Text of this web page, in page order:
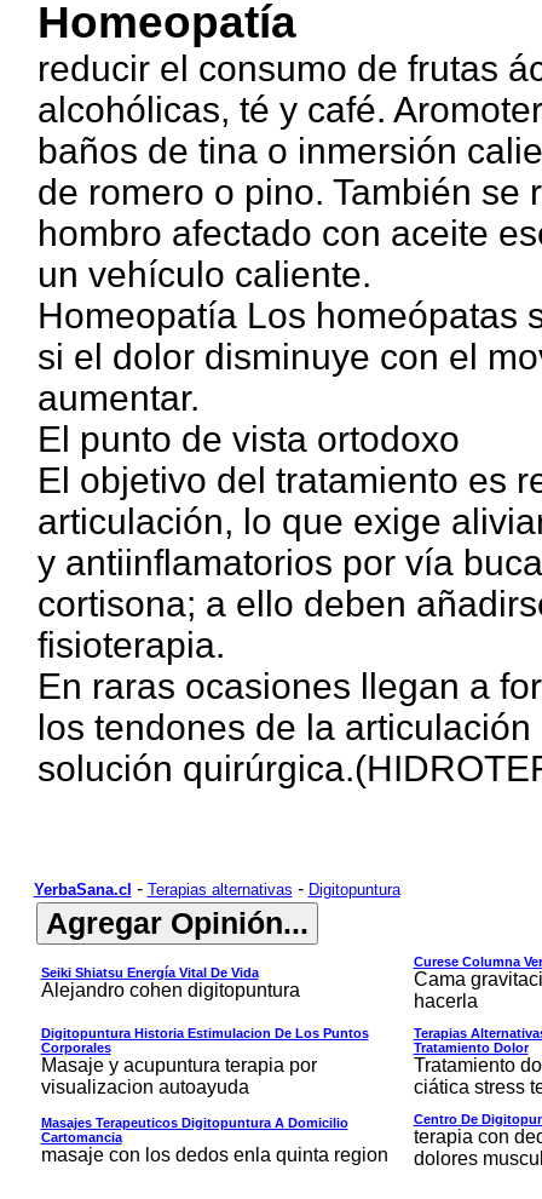
Homeopatía
reducir el consumo de frutas
alcohólicas, té y café.
baños de tina o inmersión
de romero o pino. También
hombro afectado con aceite
un vehículo caliente.
Homeopatía Los homeópatas
si el dolor disminuye con el
aumentar.
El punto de vista ortodoxo
El objetivo del tratamiento es
articulación, lo que exige
y antiinflamatorios por vía
cortisona; a ello deben
fisioterapia.
En raras ocasiones llegan a
los tendones de la
solución
YerbaSana.cl - Terapias alternativas - Digitopuntura
Seiki Shiatsu Energía Vital De Vida
Alejandro cohen digitopuntura
Curese Columna
Cama
hacerla
Digitopuntura Historia Estimulacion De Los Puntos
Corporales
Masaje y acupuntura terapia por
visualizacion autoayuda
Terapias
Tratamiento Dolor
Tratamiento
ciática stress
Masajes Terapeuticos Digitopuntura A Domicilio
Cartomancia
masaje con los dedos enla quinta region
Centro De
terapia con
dolores